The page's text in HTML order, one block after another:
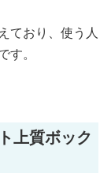
ており、使う人
。
上質ボック